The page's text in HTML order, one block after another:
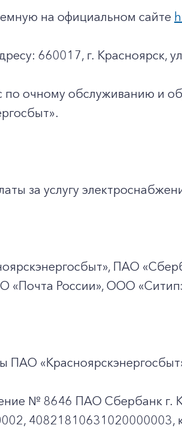
700-24-57
обратный звонок
клиентам
на официальном сайте
660017, г. Красноярск,
по очному обслуживанию и
за услугу
ПАО
«Почта России», ООО
ПАО
№ 8646 ПАО Сбербанк г.